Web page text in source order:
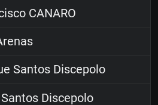
CANARO
Santos Discepolo
Discepolo